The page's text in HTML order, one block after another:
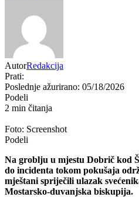
AutorRedakcija
Prati:
Poslednje ažurirano: 05/18/2026
Podeli
2 min čitanja
Foto: Screenshot
Podeli
Na groblju u mjestu Dobrič kod
do incidenta tokom pokušaja
mještani spriječili ulazak
Mostarsko-duvanjska biskupija.